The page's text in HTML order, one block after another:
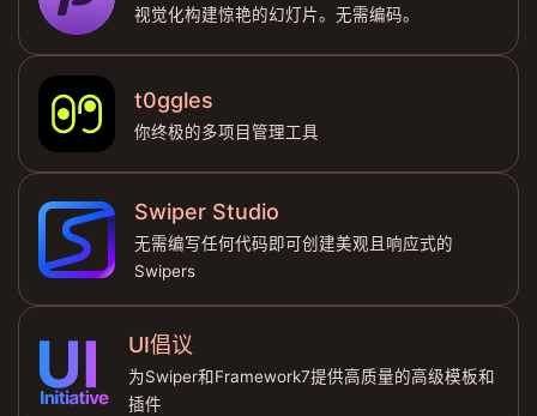
视觉化构建惊艳的幻灯片。无需编码。
t0ggles
你终极的多项目管理工具
Swiper Studio
无需编写任何代码即可创建美观且响应式的
Swipers
UI倡议
为Swiper和Framework7提供高质量的高级模板和
插件